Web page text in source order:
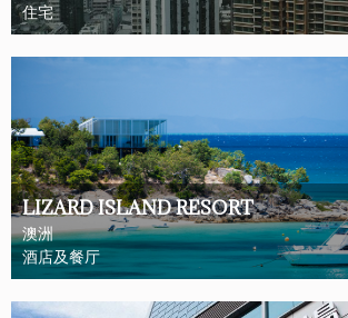
住宅
LIZARD ISLAND RESORT
澳洲
酒店及餐厅